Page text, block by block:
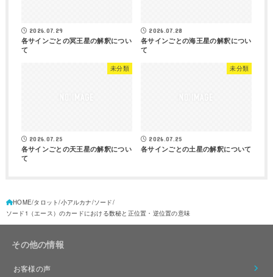
2026.07.29
各サインごとの冥王星の解釈につい
て
2026.07.28
各サインごとの海王星の解釈につい
て
未分類
2026.07.25
各サインごとの天王星の解釈につい
て
未分類
2026.07.25
各サインごとの土星の解釈について
HOME タロット 小アルカナ ソード
ソード1（エース）のカードにおける数秘と正位置・逆位置の意味
その他の情報
お客様の声